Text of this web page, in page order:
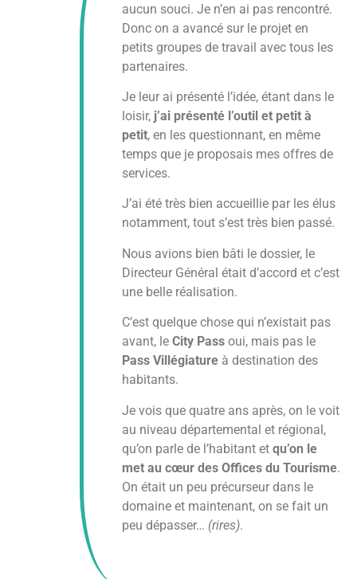
aucun souci. Je n’en ai pas rencontré.
Donc on a avancé sur le projet en
petits groupes de travail avec tous les
partenaires.
Je leur ai présenté l’idée, étant dans le
loisir, j’ai présenté l’outil et petit à
petit, en les questionnant, en même
temps que je proposais mes offres de
services.
J’ai été très bien accueillie par les élus
notamment, tout s’est très bien passé.
Nous avions bien bâti le dossier, le
Directeur Général était d’accord et c’est
une belle réalisation.
C’est quelque chose qui n’existait pas
avant, le City Pass oui, mais pas le
Pass Villégiature à destination des
habitants.
Je vois que quatre ans après, on le voit
au niveau départemental et régional,
qu’on parle de l’habitant et qu’on le
met au cœur des Offices du Tourisme.
On était un peu précurseur dans le
domaine et maintenant, on se fait un
peu dépasser… (rires).